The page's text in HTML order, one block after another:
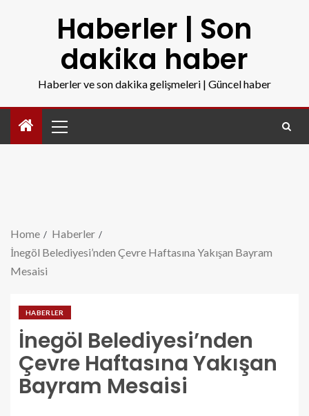
Haberler | Son
dakika haber
Haberler ve son dakika gelişmeleri | Güncel haber
Home
Haberler
İnegöl Belediyesi’nden Çevre Haftasına Yakışan Bayram
Mesaisi
HABERLER
İnegöl Belediyesi’nden
Çevre Haftasına Yakışan
Bayram Mesaisi